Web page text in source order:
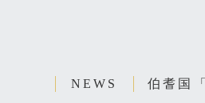
NEWS 伯耆国